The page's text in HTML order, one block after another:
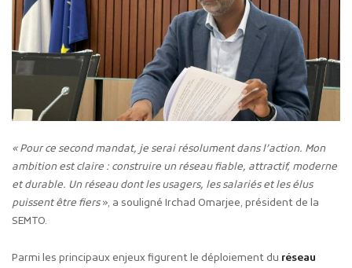
« Pour ce second mandat, je serai résolument dans l’action. Mon
ambition est claire : construire un réseau fiable, attractif, moderne
et durable. Un réseau dont les usagers, les salariés et les élus
puissent être fiers», a souligné Irchad Omarjee, président de la
SEMTO.
Parmi les principaux enjeux figurent le déploiement du réseau